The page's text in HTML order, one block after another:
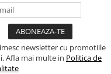
newsletter cu promotiile
Afla mai multe in Politica de